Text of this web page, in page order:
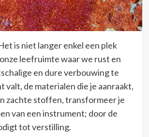
is niet langer enkel een plek
leefruimte waar we rust en
en dure verbouwing te
valt, de materialen die je aanraakt,
zachte stoffen, transformeer je
van een instrument; door de
tot verstilling.